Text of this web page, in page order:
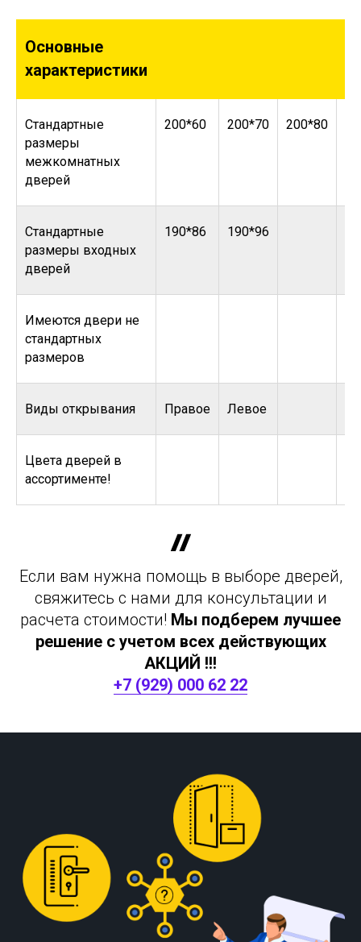
Основные
характеристики
Стандартные
размеры
межкомнатных
дверей
200*60 200*70 200*80
Стандартные
размеры входных
дверей
190*86 190*96
Имеются двери не
стандартных
размеров
Виды открывания Правое Левое
Цвета дверей в
ассортименте!
Если вам нужна помощь в выборе дверей,
свяжитесь с нами для консультации и
расчета стоимости! Мы подберем лучшее
решение с учетом всех действующих
АКЦИЙ !!!
+7 (929) 000 62 22